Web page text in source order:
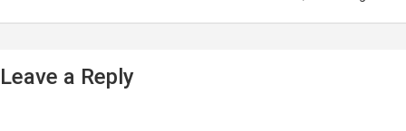
Leave a Reply